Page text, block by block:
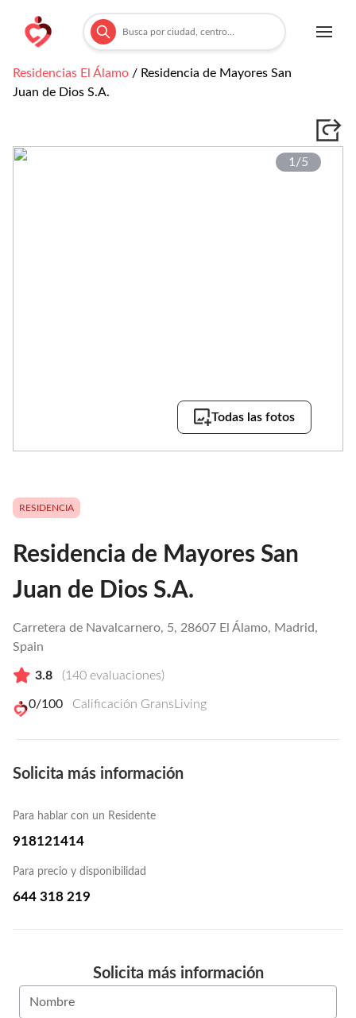
Residencias El Álamo / Residencia de Mayores San
Juan de Dios S.A.
1/5
Todas las fotos
RESIDENCIA
Residencia de Mayores San
Juan de Dios S.A.
Carretera de Navalcarnero, 5, 28607 El Álamo, Madrid,
Spain
3.8 (140 evaluaciones)
0/100 Calificación GransLiving
Solicita más información
Para hablar con un Residente
918121414
Para precio y disponibilidad
644 318 219
Solicita más información